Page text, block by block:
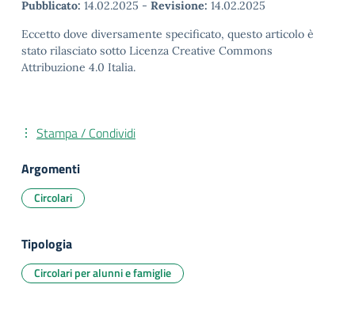
Pubblicato: 14.02.2025 - Revisione: 14.02.2025
Eccetto dove diversamente specificato, questo articolo è
stato rilasciato sotto Licenza Creative Commons
Attribuzione 4.0 Italia.
Stampa / Condividi
Argomenti
Circolari
Tipologia
Circolari per alunni e famiglie